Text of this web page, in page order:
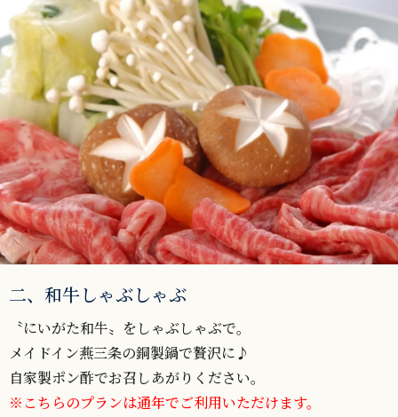
二、和牛しゃぶしゃぶ
〝にいがた和牛〟をしゃぶしゃぶで。
メイドイン燕三条の銅製鍋で贅沢に♪
自家製ポン酢でお召しあがりください。
※こちらのプランは通年でご利用いただけます。